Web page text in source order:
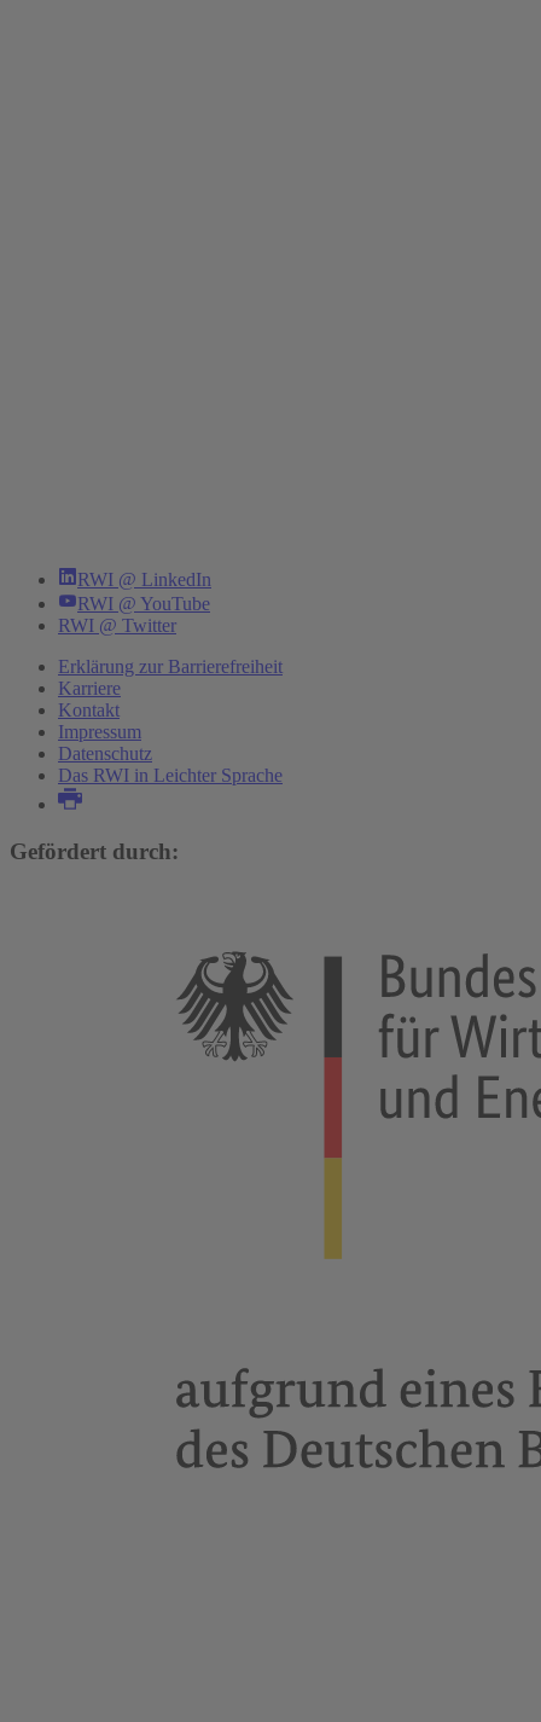
RWI @ LinkedIn
RWI @ YouTube
RWI @ Twitter
Erklärung zur Barrierefreiheit
Karriere
Kontakt
Impressum
Datenschutz
Das RWI in Leichter Sprache
Gefördert durch: